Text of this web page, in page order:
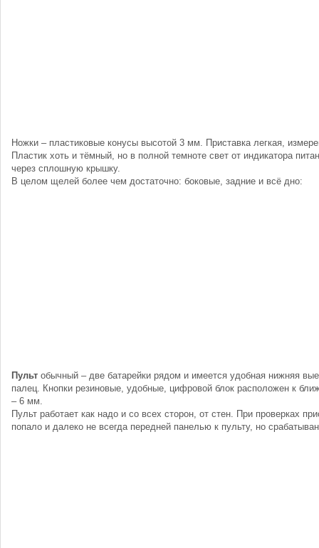
Ножки – пластиковые конусы высотой 3 мм. Приставка легкая,
Пластик хоть и тёмный, но в полной темноте свет от индикатора
через сплошную крышку.
В целом щелей более чем достаточно: боковые, задние и всё дно:
Пульт обычный – две батарейки рядом и имеется удобная нижняя
палец. Кнопки резиновые, удобные, цифровой блок расположен к
– 6 мм.
Пульт работает как надо и со всех сторон, от стен. При проверках
попало и далеко не всегда передней панелью к пульту, но